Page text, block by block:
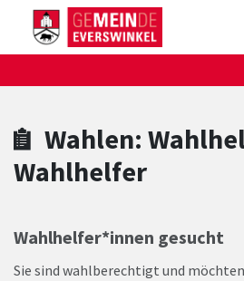
Zum Header
Zum Hauptinhalt
Zum Footer
Zum Hauptinhalt springen
Wahlen:
Wahlhelfer
Wahlhelfer*innen gesucht
Sie sind wahlberechtigt und